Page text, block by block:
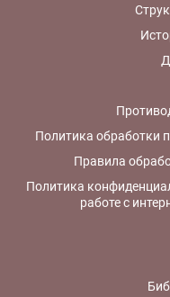
Политика обработки
Правила
Политика
работе с